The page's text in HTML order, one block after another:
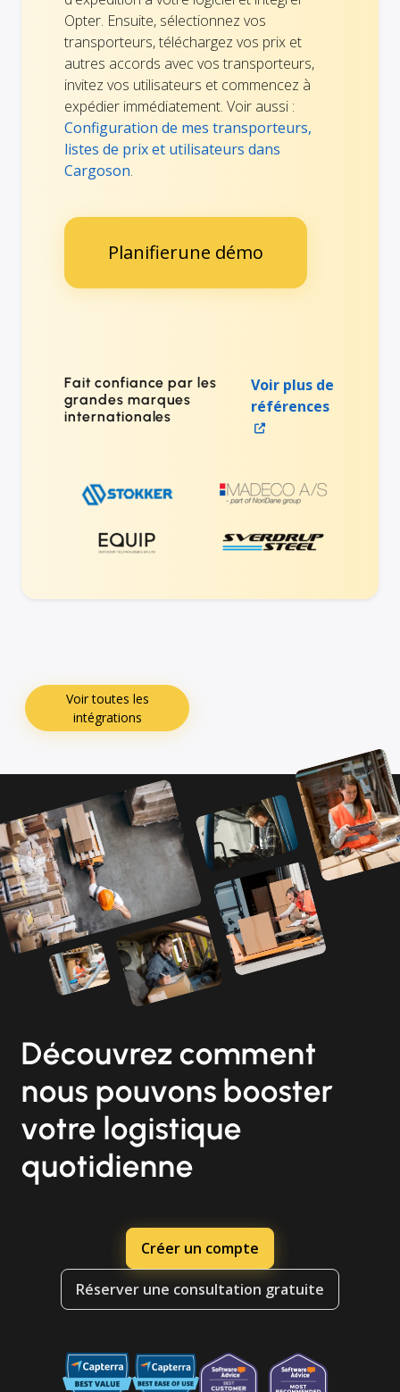
Opter. Ensuite, sélectionnez vos
transporteurs, téléchargez vos prix et
autres accords avec vos transporteurs,
invitez vos utilisateurs et commencez à
expédier immédiatement. Voir aussi :
Configuration de mes transporteurs,
listes de prix et utilisateurs dans
Cargoson.
Planifierune démo
Fait confiance par les
grandes marques
internationales
Voir plus de
références
Voir toutes les
intégrations
Découvrez comment
nous pouvons booster
votre logistique
quotidienne
Créer un compte
Réserver une consultation gratuite